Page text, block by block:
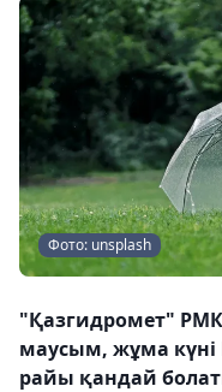
Фото: unsplash
"Қазгидромет"
маусым, жұма күні
райы қандай